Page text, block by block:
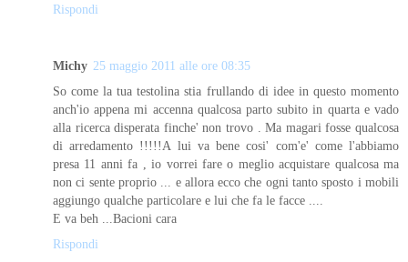
Rispondi
Michy 25 maggio 2011 alle ore 08:35
So come la tua testolina stia frullando di idee in questo momento
anch'io appena mi accenna qualcosa parto subito in quarta e vado
alla ricerca disperata finche' non trovo . Ma magari fosse qualcosa
di arredamento !!!!!A lui va bene cosi' com'e' come l'abbiamo
presa 11 anni fa , io vorrei fare o meglio acquistare qualcosa ma
non ci sente proprio ... e allora ecco che ogni tanto sposto i mobili
aggiungo qualche particolare e lui che fa le facce ....
E va beh ...Bacioni cara
Rispondi